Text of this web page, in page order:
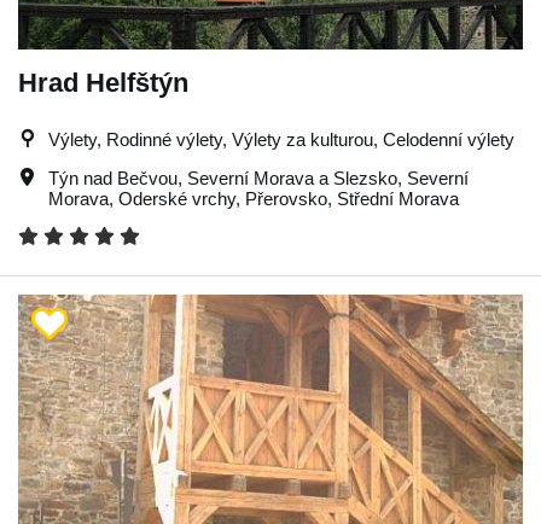
Hrad Helfštýn
Výlety, Rodinné výlety, Výlety za kulturou, Celodenní výlety
Týn nad Bečvou, Severní Morava a Slezsko, Severní
Morava, Oderské vrchy, Přerovsko, Střední Morava